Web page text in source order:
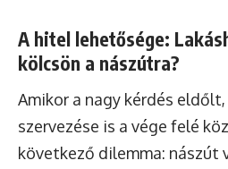
A hitel lehetősége:
kölcsön a nászútra?
Amikor a nagy kérdés eldőlt,
szervezése is a vége felé
következő dilemma: nászút